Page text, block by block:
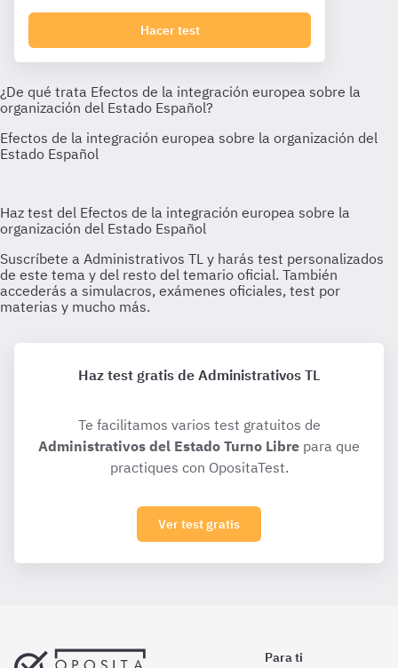
Hacer test
Haz test gratis de Administrativos TL
Te facilitamos varios test gratuitos de
Administrativos del Estado Turno Libre para que
practiques con OpositaTest.
Ver test gratis
Para ti